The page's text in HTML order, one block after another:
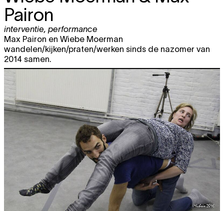
Pairon
interventie, performance
Max Pairon en Wiebe Moerman
wandelen/kijken/praten/werken sinds de nazomer van
2014 samen.